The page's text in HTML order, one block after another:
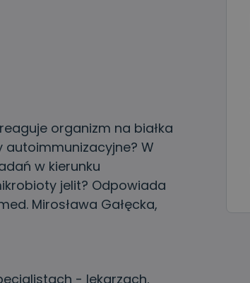
organizm na białka
W
w kierunku
jelit? Odpowiada
Mirosława Gałęcka,
- lekarzach,